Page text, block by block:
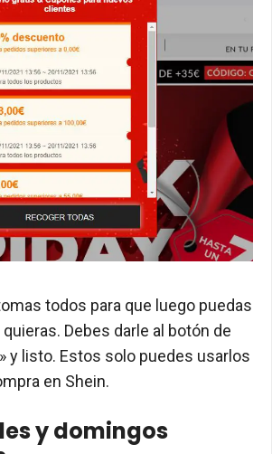
todos para que luego puedas
Debes darle al botón de
y listo. Estos solo puedes usarlos
en Shein.
y domingos